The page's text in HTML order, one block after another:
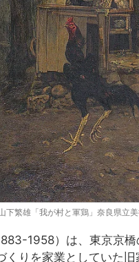
下繁雄「我が村と軍鶏」奈良県立
1958）は、東京京橋
くりを家業としていた旧